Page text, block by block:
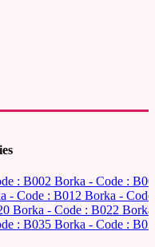
: B002 Borka - Code :
- Code : B012 Borka -
Borka - Code : B022
: B035 Borka - Code :